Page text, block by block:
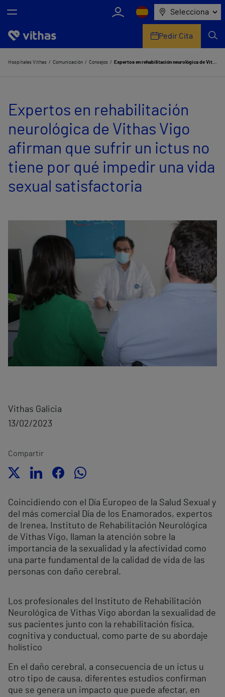
Selecciona
Nosotros
Servicios de salud
Equipo médico y asistencial
Comunicación
Pedir Cita
Hospitales Vithas Comunicación Consejos Expertos en rehabilitación neurológica de Vithas Vigo afirman que sufrir un ictus no tiene por qué impedir una vida sexual satisfactoria
Expertos en rehabilitación
neurológica de Vithas Vigo
afirman que sufrir un ictus no
tiene por qué impedir una vida
sexual satisfactoria
Vithas Galicia
13/02/2023
Compartir
Coincidiendo con el Día Europeo de la Salud Sexual y
del más comercial Día de los Enamorados, expertos
de Irenea, Instituto de Rehabilitación Neurológica
de Vithas Vigo, llaman la atención sobre la
importancia de la sexualidad y la afectividad como
una parte fundamental de la calidad de vida de las
personas con daño cerebral.
Los profesionales del Instituto de Rehabilitación
Neurológica de Vithas Vigo abordan la sexualidad de
sus pacientes junto con la rehabilitación física,
cognitiva y conductual, como parte de su abordaje
holístico
En el daño cerebral, a consecuencia de un ictus u
otro tipo de causa, diferentes estudios confirman
que se genera un impacto que puede afectar, en